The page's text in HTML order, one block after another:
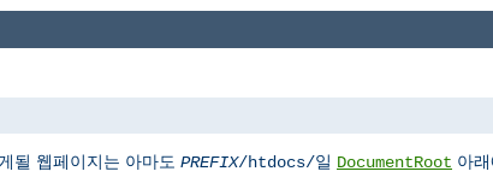
될 웹페이지는 아마도 PREFIX/htdocs/일 DocumentRoot 아